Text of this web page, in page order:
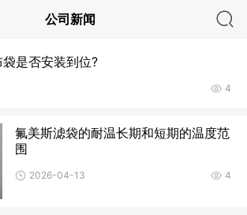
公司新闻
是否安装到位?
4
氟美斯滤袋的耐温长期和短期的温度范
围
2026-04-13 4